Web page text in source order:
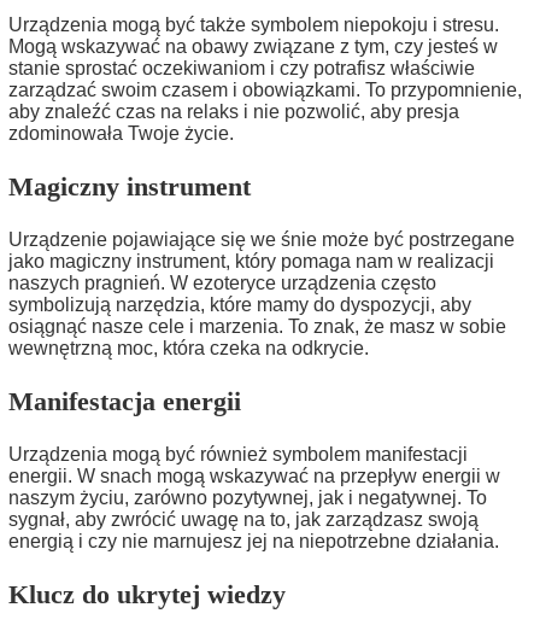
Urządzenia mogą być także symbolem niepokoju i stresu.
Mogą wskazywać na obawy związane z tym, czy jesteś w
stanie sprostać oczekiwaniom i czy potrafisz właściwie
zarządzać swoim czasem i obowiązkami. To przypomnienie,
aby znaleźć czas na relaks i nie pozwolić, aby presja
zdominowała Twoje życie.
Magiczny instrument
Urządzenie pojawiające się we śnie może być postrzegane
jako magiczny instrument, który pomaga nam w realizacji
naszych pragnień. W ezoteryce urządzenia często
symbolizują narzędzia, które mamy do dyspozycji, aby
osiągnąć nasze cele i marzenia. To znak, że masz w sobie
wewnętrzną moc, która czeka na odkrycie.
Manifestacja energii
Urządzenia mogą być również symbolem manifestacji
energii. W snach mogą wskazywać na przepływ energii w
naszym życiu, zarówno pozytywnej, jak i negatywnej. To
sygnał, aby zwrócić uwagę na to, jak zarządzasz swoją
energią i czy nie marnujesz jej na niepotrzebne działania.
Klucz do ukrytej wiedzy